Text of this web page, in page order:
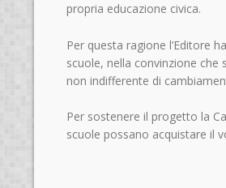
propria educazione civica.
Per questa ragione l’Editore
scuole, nella convinzione
non indifferente di
Per sostenere il progetto la
scuole possano acquistare il